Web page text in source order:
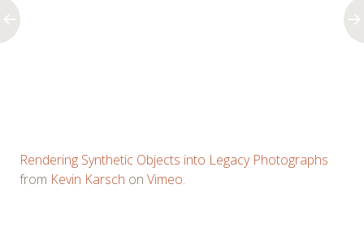
Rendering Synthetic Objects into Legacy Photographs
from Kevin Karsch on Vimeo.